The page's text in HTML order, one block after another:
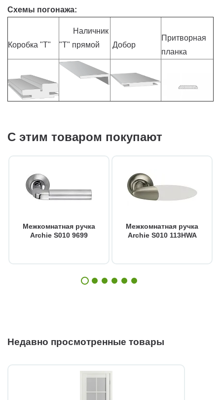
Схемы погонажа:
Коробка "Т"
Наличник
"Т" прямой
Добор
Притворная
планка
С этим товаром покупают
Межкомнатная ручка
Archie S010 9699
Межкомнатная ручка
Archie S010 113HWA
Недавно просмотренные товары